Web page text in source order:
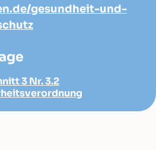
gesundheit-und-
3 Nr. 3.2